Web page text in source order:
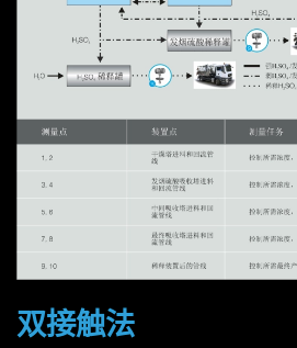
双接触法